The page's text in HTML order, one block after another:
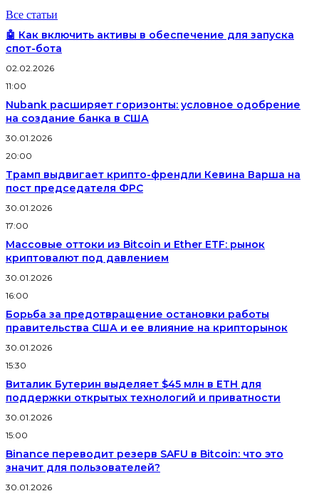
Все статьи
🤖 Как включить активы в обеспечение для запуска
спот-бота
02.02.2026
11:00
Nubank расширяет горизонты: условное одобрение
на создание банка в США
30.01.2026
20:00
Трамп выдвигает крипто-френдли Кевина Варша на
пост председателя ФРС
30.01.2026
17:00
Массовые оттоки из Bitcoin и Ether ETF: рынок
криптовалют под давлением
30.01.2026
16:00
Борьба за предотвращение остановки работы
правительства США и ее влияние на крипторынок
30.01.2026
15:30
Виталик Бутерин выделяет $45 млн в ETH для
поддержки открытых технологий и приватности
30.01.2026
15:00
Binance переводит резерв SAFU в Bitcoin: что это
значит для пользователей?
30.01.2026